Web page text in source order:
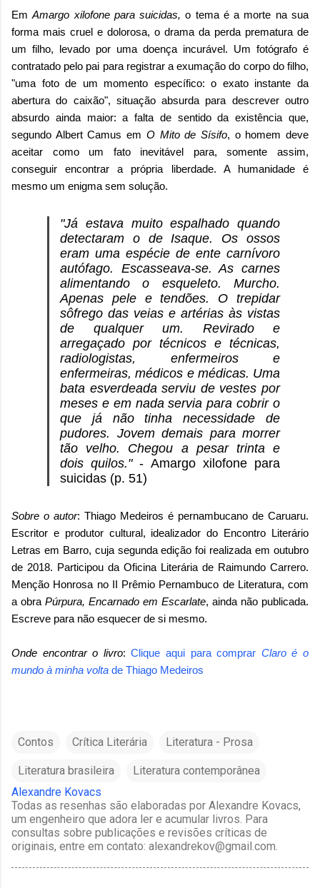
EmAmargo xilofone para suicidas, o tema é a morte na sua
forma mais cruel e dolorosa, o drama da perda prematura de
um filho, levado por uma doença incurável. Um fotógrafo é
contratado pelo pai para registrar a exumação do corpo do filho,
"uma foto de um momento específico: o exato instante da
abertura do caixão", situação absurda para descrever outro
absurdo ainda maior: a falta de sentido da existência que,
segundo Albert Camus em O Mito de Sísifo, o homem deve
aceitar como um fato inevitável para, somente assim,
conseguir encontrar a própria liberdade. A humanidade é
mesmo um enigma sem solução.
"Já estava muito espalhado quando
detectaram o de Isaque. Os ossos
eram uma espécie de ente carnívoro
autófago. Escasseava-se. As carnes
alimentando o esqueleto. Murcho.
Apenas pele e tendões. O trepidar
sôfrego das veias e artérias às vistas
de qualquer um. Revirado e
arregaçado por técnicos e técnicas,
radiologistas, enfermeiros e
enfermeiras, médicos e médicas. Uma
bata esverdeada serviu de vestes por
meses e em nada servia para cobrir o
que já não tinha necessidade de
pudores. Jovem demais para morrer
tão velho. Chegou a pesar trinta e
dois quilos."- Amargo xilofone para
suicidas (p. 51)
Sobre o autor: Thiago Medeiros é pernambucano de Caruaru.
Escritor e produtor cultural, idealizador do Encontro Literário
Letras em Barro, cuja segunda edição foi realizada em outubro
de 2018. Participou da Oficina Literária de Raimundo Carrero.
Menção Honrosa no II Prêmio Pernambuco de Literatura, com
a obra Púrpura, Encarnado em Escarlate, ainda não publicada.
Escreve para não esquecer de si mesmo.
Onde encontrar o livro:Clique aqui para comprar Claro é o
mundo à minha volta de Thiago Medeiros
Contos Crítica Literária Literatura - Prosa
Literatura brasileira
Literatura contemporânea
Alexandre Kovacs
Todas as resenhas são elaboradas por Alexandre Kovacs,
um engenheiro que adora ler e acumular livros. Para
consultas sobre publicações e revisões críticas de
originais, entre em contato: alexandrekov@gmail.com.